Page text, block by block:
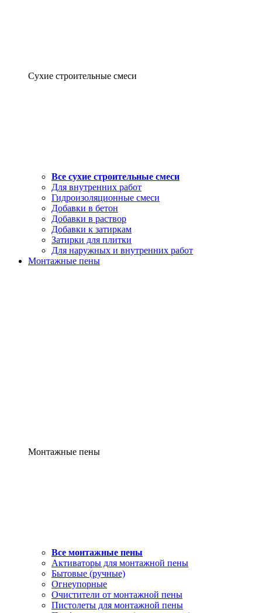
Сухие строительные смеси
Все сухие строительные смеси
Для внутренних работ
Гидроизоляционные смеси
Добавки в бетон
Добавки в раствор
Добавки к затиркам
Затирки для плитки
Для наружных и внутренних работ
Монтажные пены
Монтажные пены
Все монтажные пены
Активаторы для монтажной пены
Бытовые (ручные)
Огнеупорные
Очистители от монтажной пены
Пистолеты для монтажной пены